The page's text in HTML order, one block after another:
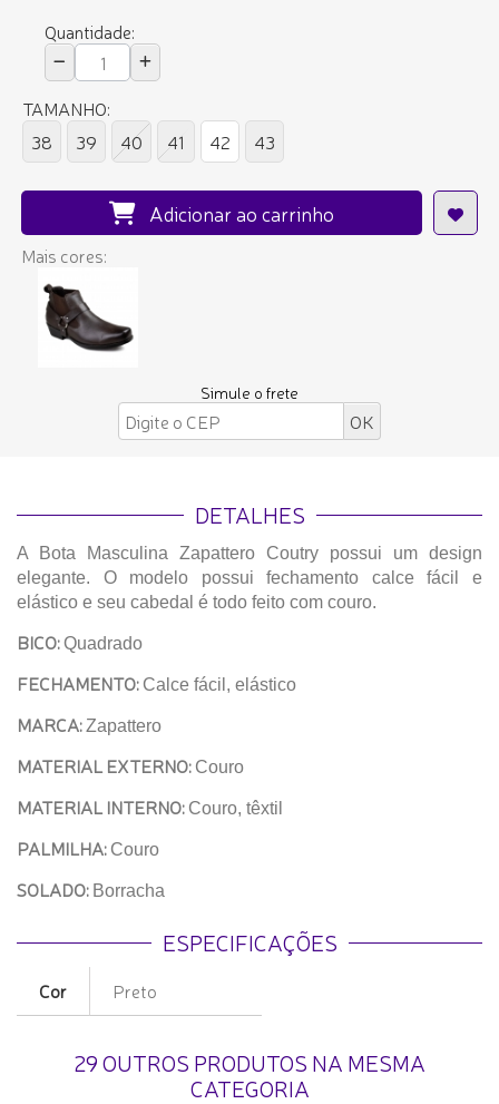
Quantidade:
TAMANHO:
38
39 40 41 42 43
Adicionar ao carrinho
Mais cores:
Simule o frete
DETALHES
A Bota Masculina Zapattero Coutry possui um design
elegante. O modelo possui fechamento calce fácil e
elástico e seu cabedal é todo feito com couro.
BICO:Quadrado
FECHAMENTO: Calce fácil, elástico
MARCA:Zapattero
MATERIAL EXTERNO: Couro
MATERIAL INTERNO: Couro, têxtil
PALMILHA: Couro
SOLADO: Borracha
ESPECIFICAÇÕES
Cor Preto
29 OUTROS PRODUTOS NA MESMA
CATEGORIA